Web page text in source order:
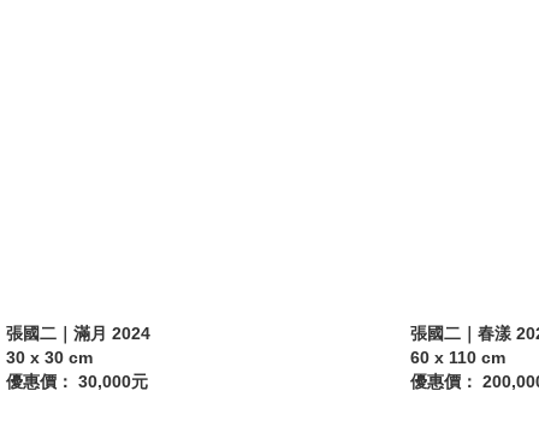
張國二｜滿月 2024
30 x 30 cm
優惠價： 30,000元
張國二｜春漾
60 x 110 cm
優惠價：